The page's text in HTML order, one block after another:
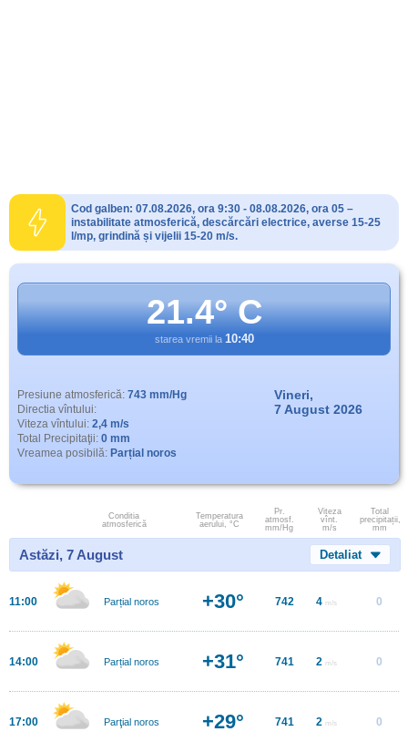
Cod galben: 07.08.2026, ora 9:30 - 08.08.2026, ora 05 –
instabilitate atmosferică, descărcări electrice, averse 15-25
l/mp, grindină și vijelii 15-20 m/s.
21.4° C
starea vremii la 10:40
Presiune atmosferică: 743 mm/Hg
Directia vîntului:
Viteza vîntului: 2,4 m/s
Total Precipitaţii: 0 mm
Vreamea posibilă: Parțial noros
Vineri,
7 August 2026
Conditia
atmosferică
Temperatura
aerului, °C
Pr.
atmosf.
mm/Hg
Viteza
vînt.
m/s
Total
precipitații,
mm
Astăzi, 7 August Detaliat
11:00 Parțial noros +30° 742 4 m/s 0
14:00 Parțial noros +31° 741 2 m/s 0
17:00 Parţial noros +29° 741 2 m/s 0